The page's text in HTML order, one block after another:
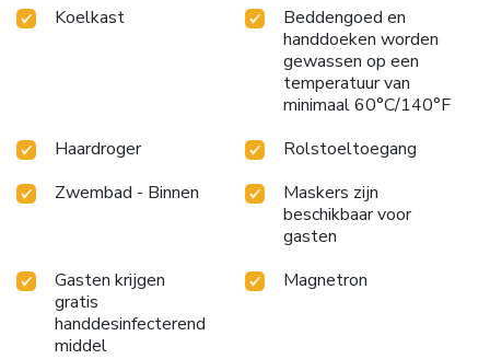
Koelkast
Beddengoed en
handdoeken worden
gewassen op een
temperatuur van
minimaal 60°C/140°F
Haardroger
Rolstoeltoegang
Zwembad - Binnen
Maskers zijn
beschikbaar voor
gasten
Gasten krijgen
gratis
handdesinfecterend
middel
Magnetron